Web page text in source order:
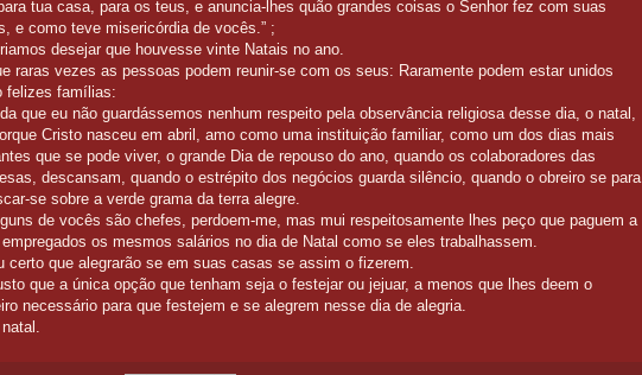
tua casa, para os teus, e anuncia-lhes quão grandes coisas o Senhor fez com suas
e como teve misericórdia de vocês.” ;
desejar que houvesse vinte Natais no ano.
raras vezes as pessoas podem reunir-se com os seus: Raramente podem estar unidos
felizes famílias:
que eu não guardássemos nenhum respeito pela observância religiosa desse dia, o natal,
Cristo nasceu em abril, amo como uma instituição familiar, como um dos dias mais
que se pode viver, o grande Dia de repouso do ano, quando os colaboradores das
descansam, quando o estrépito dos negócios guarda silêncio, quando o obreiro se para
se sobre a verde grama da terra alegre.
de vocês são chefes, perdoem-me, mas mui respeitosamente lhes peço que paguem a
os mesmos salários no dia de Natal como se eles trabalhassem.
certo que alegrarão se em suas casas se assim o fizerem.
que a única opção que tenham seja o festejar ou jejuar, a menos que lhes deem o
necessário para que festejem e se alegrem nesse dia de alegria.